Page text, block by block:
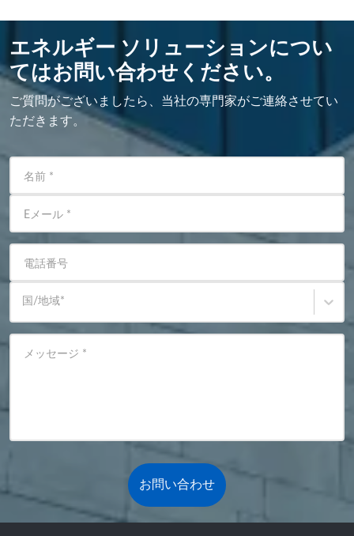
エネルギー ソリューションについ
てはお問い合わせください。
ご質問がございましたら、当社の専門家がご連絡させてい
ただきます。
名前 *
Eメール *
電話番号
国/地域*
メッセージ *
お問い合わせ